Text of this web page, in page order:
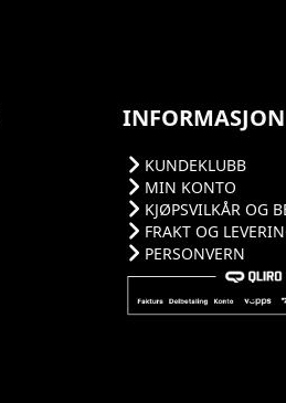
INFORMASJON
KUNDEKLUBB
MIN KONTO
KJØPSVILKÅR OG
FRAKT OG
PERSONVERN